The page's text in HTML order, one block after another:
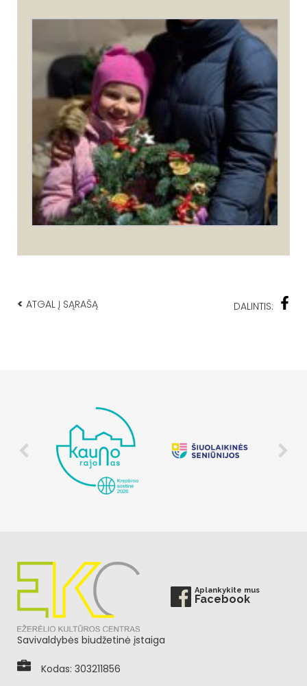
< ATGAL Į SĄRAŠĄ DALINTIS:
Aplankykite mus
Facebook
Savivaldybės biudžetinė įstaiga
Kodas: 303211856